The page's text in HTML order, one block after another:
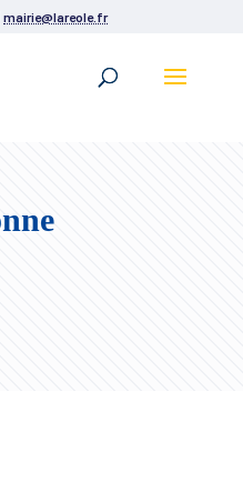
mairie@lareole.fr